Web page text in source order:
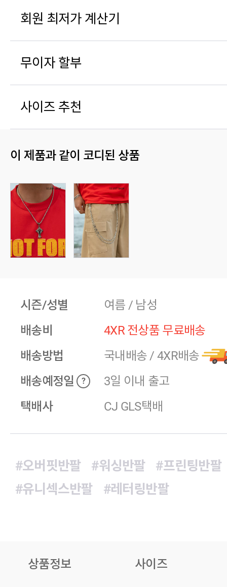
회원 최저가 계산기
무이자 할부
사이즈 추천
이 제품과 같이 코디된 상품
시즌/성별
여름 / 남성
배송비
4XR 전상품 무료배송
배송방법
국내배송 / 4XR배송
배송예정일
?
3일 이내 출고
택배사
CJ GLS택배
#오버핏반팔 #워싱반팔
#프린팅반팔
#유니섹스반팔
#레터링반팔
상품정보 사이즈